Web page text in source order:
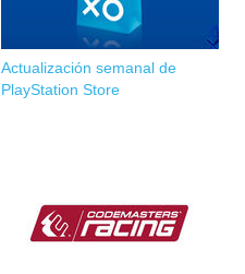
Actualización semanal de
PlayStation Store